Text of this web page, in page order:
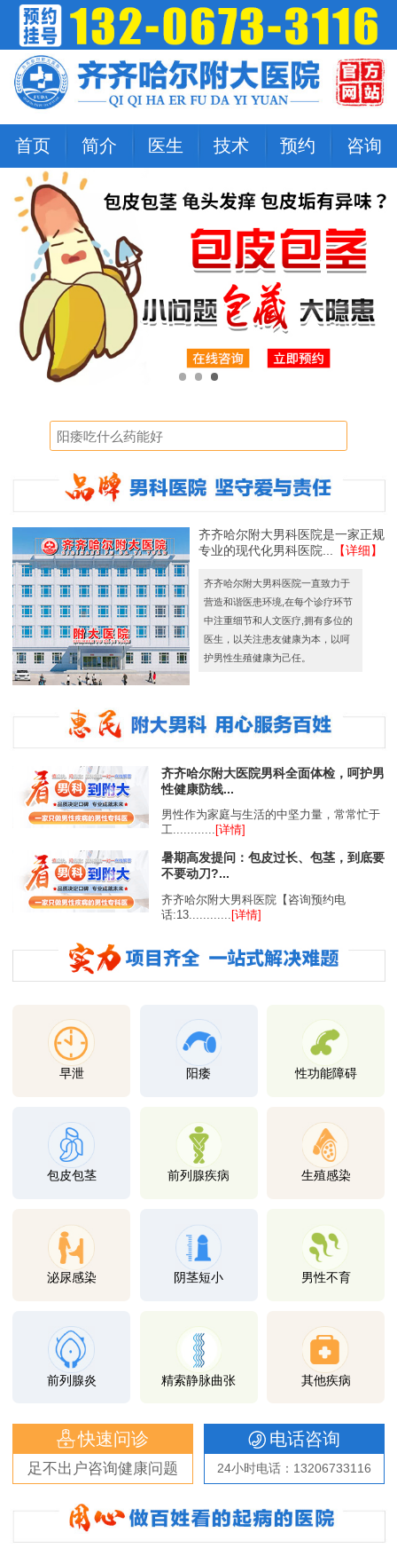
首页 简介 医生 技术 预约 咨询
齐齐哈尔附大男科医院是一家正规
专业的现代化男科医院...
【详细】
齐齐哈尔附大男科医院一直致力于
营造和谐医患环境,在每个诊疗环节
中注重细节和人文医疗,拥有多位的
医生，以关注患友健康为本，以呵
护男性生殖健康为己任。
齐齐哈尔附大医院男科全面体检，呵护男
性健康防线...
男性作为家庭与生活的中坚力量，常常忙于
工............ [详情]
暑期高发提问：包皮过长、包茎，到底要
不要动刀?...
齐齐哈尔附大男科医院【咨询预约电
话:13............
[详情]
早泄 阳痿 性功能障碍
包皮包茎 前列腺疾病 生殖感染
泌尿感染 阴茎短小 男性不育
前列腺炎 精索静脉曲张 其他疾病
快速问诊
足不出户咨询健康问题
电话咨询
24小时电话：13206733116